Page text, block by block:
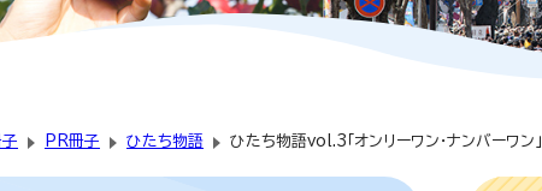
PR冊子 ひたち物語 ひたち物語vol.3「オンリーワン・ナンバーワン」